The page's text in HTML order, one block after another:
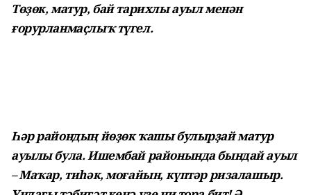
Төҙөк, матур, бай тарихлы ауыл менән
ғорурланмаҫлыҡ түгел.
Һәр райондың йөҙөк ҡашы булырҙай матур
ауылы була. Ишембай районында бындай ауыл
– Маҡар, тиһәк, моғайын, күптәр ризалашыр.